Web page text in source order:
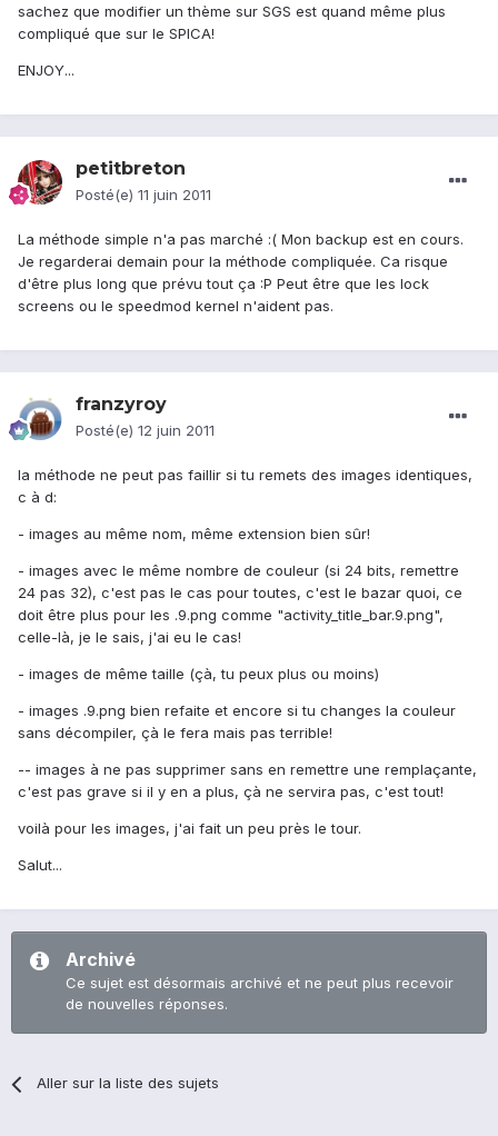
sachez que modifier un thème sur SGS est quand même plus
compliqué que sur le SPICA!
ENJOY...
petitbreton
Posté(e) 11 juin 2011
La méthode simple n'a pas marché :( Mon backup est en cours.
Je regarderai demain pour la méthode compliquée. Ca risque
d'être plus long que prévu tout ça :P Peut être que les lock
screens ou le speedmod kernel n'aident pas.
franzyroy
Posté(e) 12 juin 2011
la méthode ne peut pas faillir si tu remets des images identiques,
c à d:
- images au même nom, même extension bien sûr!
- images avec le même nombre de couleur (si 24 bits, remettre
24 pas 32), c'est pas le cas pour toutes, c'est le bazar quoi, ce
doit être plus pour les .9.png comme "activity_title_bar.9.png",
celle-là, je le sais, j'ai eu le cas!
- images de même taille (çà, tu peux plus ou moins)
- images .9.png bien refaite et encore si tu changes la couleur
sans décompiler, çà le fera mais pas terrible!
-- images à ne pas supprimer sans en remettre une remplaçante,
c'est pas grave si il y en a plus, çà ne servira pas, c'est tout!
voilà pour les images, j'ai fait un peu près le tour.
Salut...
Archivé
Ce sujet est désormais archivé et ne peut plus recevoir
de nouvelles réponses.
Aller sur la liste des sujets